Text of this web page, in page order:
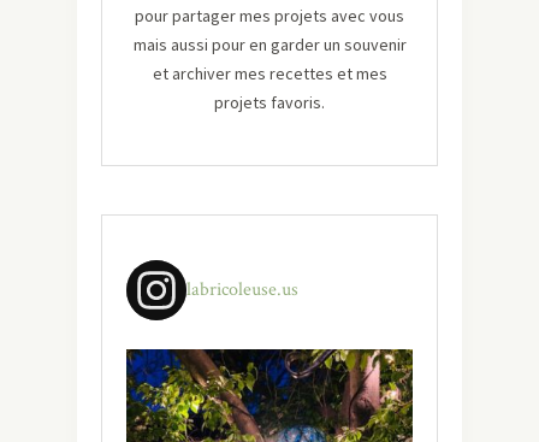
pour partager mes projets avec vous
mais aussi pour en garder un souvenir
et archiver mes recettes et mes
projets favoris.
labricoleuse.us